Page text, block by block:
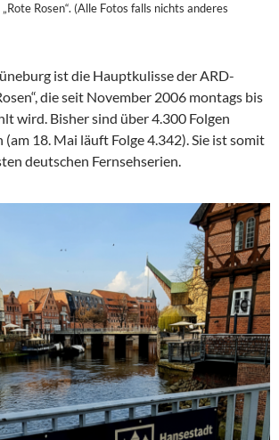
Rosen“. (Alle Fotos falls nichts anderes
ist die Hauptkulisse der ARD-
die seit November 2006 montags bis
wird. Bisher sind über 4.300 Folgen
18. Mai läuft Folge 4.342). Sie ist somit
deutschen Fernsehserien.